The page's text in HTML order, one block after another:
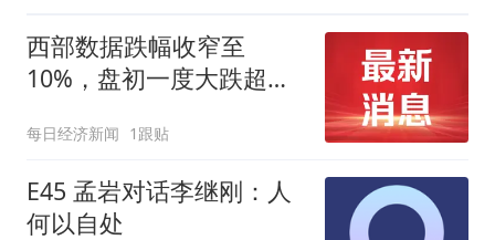
西部数据跌幅收窄至
10%，盘初一度大跌超
每日经济新闻 1跟贴
E45 孟岩对话李继刚：人
何以自处